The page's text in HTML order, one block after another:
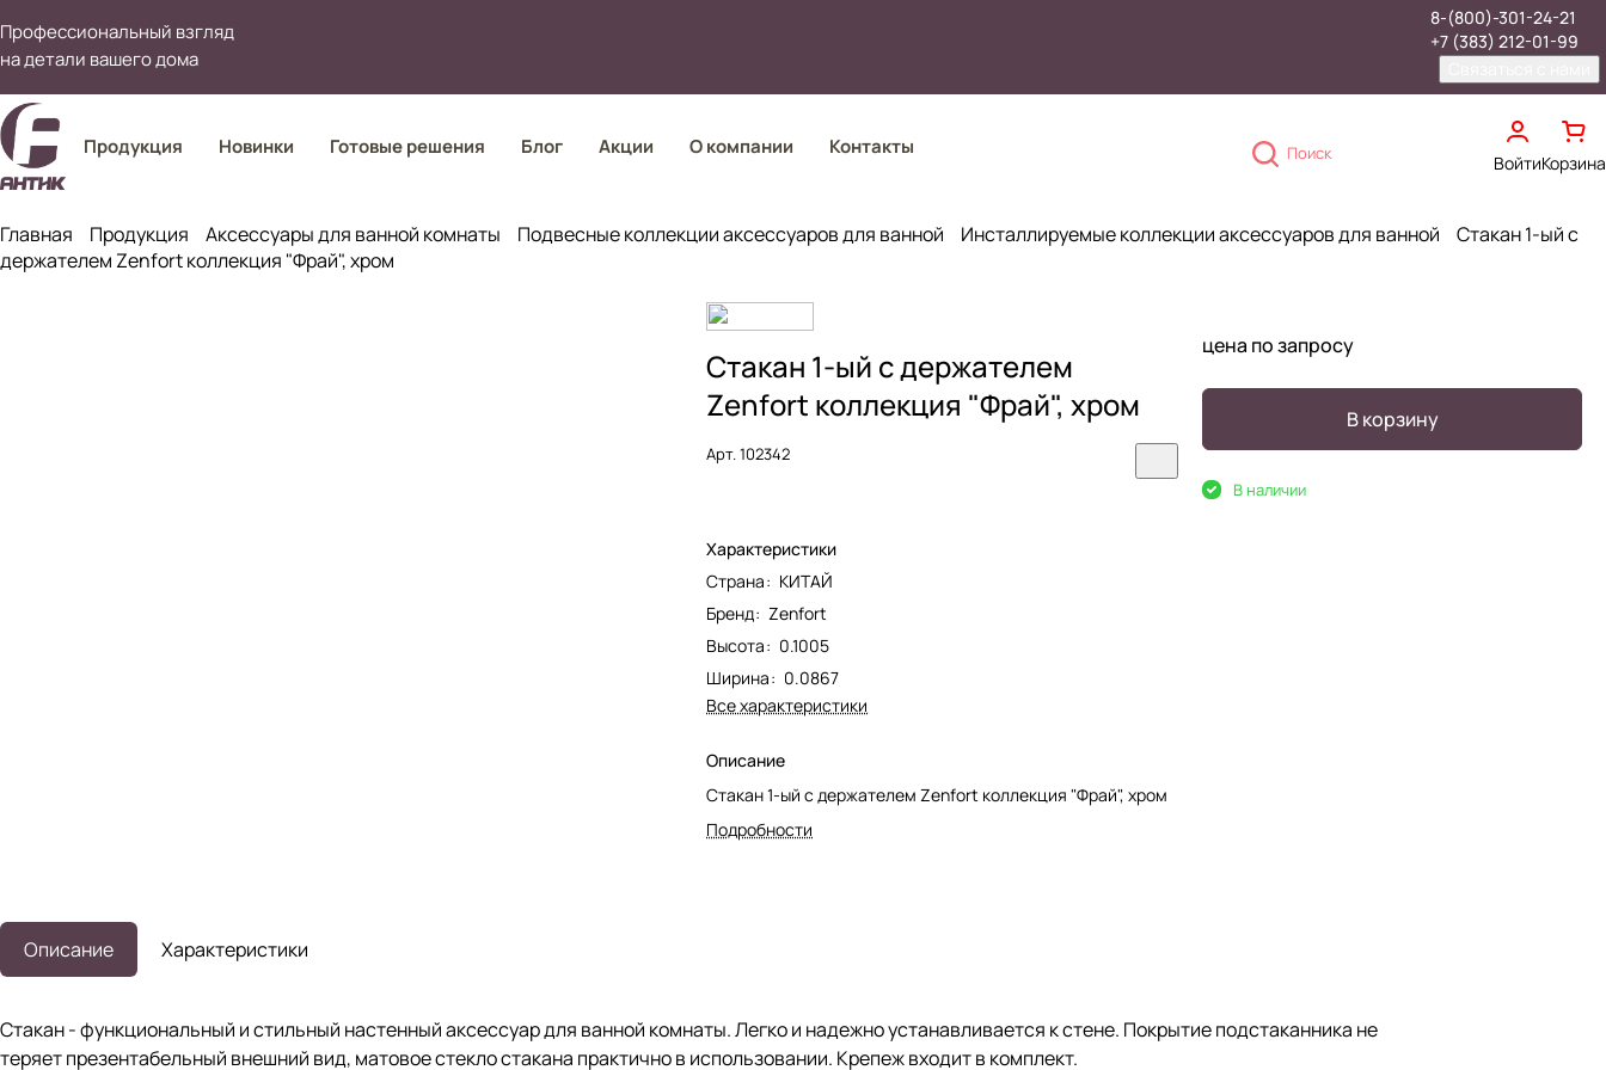
Профессиональный взгляд
на детали вашего дома
8-(800)-301-24-21
+7 (383) 212-01-99
Продукция Новинки Готовые решения Блог Акции О компании Контакты Поиск ВойтиКорзина
Главная Продукция Аксессуары для ванной комнаты Подвесные коллекции аксессуаров для ванной Инсталлируемые коллекции аксессуаров для ванной
Стакан 1-ый с
держателем Zenfort коллекция "Фрай", хром
Стакан 1-ый с держателем
Zenfort коллекция "Фрай", хром
Арт.102342
Характеристики
Страна: КИТАЙ
Бренд: Zenfort
Высота: 0.1005
Ширина: 0.0867
Все характеристики
Описание
Стакан 1-ый с держателем Zenfort коллекция "Фрай", хром
Подробности
цена по запросу
В корзину
В наличии
Описание Характеристики
Стакан - функциональный и стильный настенный аксессуар для ванной комнаты. Легко и надежно устанавливается к стене. Покрытие подстаканника не
теряет презентабельный внешний вид, матовое стекло стакана практично в использовании. Крепеж входит в комплект.